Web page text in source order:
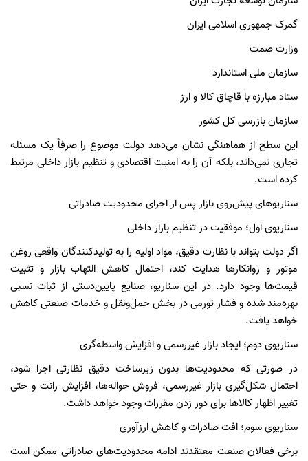
گمرک جمهوری اسلامی ایران
وزارت صمت
سازمان ملی استاندارد
ستاد مبارزه با قاچاق کالا و ارز
سازمان بازرسی کل کشور
این سطح از هماهنگی نشان می‌دهد دولت موضوع را صرفاً یک مسئله
تجاری نمی‌داند، بلکه آن را به امنیت اقتصادی و تنظیم بازار داخلی مرتبط
کرده است.
سناریوهای پیش‌روی بازار پس از اجرای محدودیت صادراتی
سناریوی اول؛ موفقیت در تنظیم بازار داخلی
اگر دولت بتواند با نظارت دقیق، مواد اولیه را به تولیدکنندگان واقعی روغن
موتور و روانکارها هدایت کند، احتمال کاهش التهاب بازار و تثبیت
قیمت‌ها وجود دارد. در این سناریو، صنایع پایین‌دستی از ثبات نسبی
بهره‌مند شده و فشار تورمی در بخش حمل‌ونقل و خدمات صنعتی کاهش
خواهد یافت.
سناریوی دوم؛ ایجاد بازار غیررسمی و افزایش واسطه‌گری
در صورتی که محدودیت‌ها بدون زیرساخت دقیق نظارتی اجرا شود،
احتمال شکل‌گیری بازار غیررسمی، فروش حواله‌ها، افزایش رانت و حتی
تغییر اظهار کالاها برای دور زدن مقررات وجود خواهد داشت.
سناریوی سوم؛ افت صادرات و کاهش ارزآوری
برخی فعالان صنعت معتقدند ادامه محدودیت‌های صادراتی ممکن است